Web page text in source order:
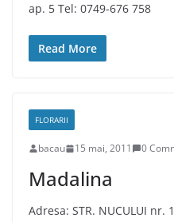
ap. 5 Tel: 0749-676 758
Read More
FLORARII
bacau 15 mai, 2011 0
Madalina
Adresa: STR. NUCULUI nr.